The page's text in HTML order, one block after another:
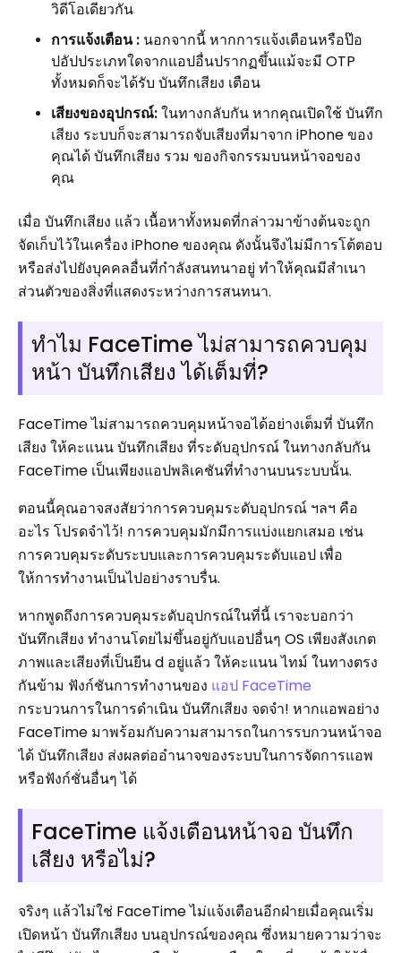
วิดีโอเดียวกัน
การแจ้งเตือน : นอกจากนี้ หากการแจ้งเตือนหรือป๊อ
ปอัปประเภทใดจากแอปอื่นปรากฏขึ้นแม้จะมี OTP
ทั้งหมดก็จะได้รับ บันทึกเสียง เตือน
เสียงของอุปกรณ์:ในทางกลับกัน หากคุณเปิดใช้ บันทึก
เสียง ระบบก็จะสามารถจับเสียงที่มาจาก iPhone ของ
คุณได้ บันทึกเสียง รวม ของกิจกรรมบนหน้าจอของ
คุณ
เมื่อ บันทึกเสียง แล้ว เนื้อหาทั้งหมดที่กล่าวมาข้างต้นจะถูก
จัดเก็บไว้ในเครื่อง iPhone ของคุณ ดังนั้นจึงไม่มีการโต้ตอบ
หรือส่งไปยังบุคคลอื่นที่กำลังสนทนาอยู่ ทำให้คุณมีสำเนา
ส่วนตัวของสิ่งที่แสดงระหว่างการสนทนา.
ทำไม FaceTime ไม่สามารถควบคุม
หน้า บันทึกเสียง ได้เต็มที่?
FaceTime ไม่สามารถควบคุมหน้าจอได้อย่างเต็มที่ บันทึก
เสียง ให้คะแนน บันทึกเสียง ที่ระดับอุปกรณ์ ในทางกลับกัน
FaceTime เป็นเพียงแอปพลิเคชันที่ทำงานบนระบบนั้น.
ตอนนี้คุณอาจสงสัยว่าการควบคุมระดับอุปกรณ์ ฯลฯ คือ
อะไร โปรดจำไว้! การควบคุมมักมีการแบ่งแยกเสมอ เช่น
การควบคุมระดับระบบและการควบคุมระดับแอป เพื่อ
ให้การทำงานเป็นไปอย่างราบรื่น.
หากพูดถึงการควบคุมระดับอุปกรณ์ในที่นี้ เราจะบอกว่า
บันทึกเสียง ทำงานโดยไม่ขึ้นอยู่กับแอปอื่นๆ OS เพียงสังเกต
ภาพและเสียงที่เป็นยีน d อยู่แล้ว ให้คะแนน ไทม์ ในทางตรง
กันข้าม ฟังก์ชันการทำงานของ แอป FaceTime
กระบวนการในการดำเนิน บันทึกเสียง จดจำ! หากแอพอย่าง
FaceTime มาพร้อมกับความสามารถในการรบกวนหน้าจอ
ได้ บันทึกเสียง ส่งผลต่ออำนาจของระบบในการจัดการแอพ
หรือฟังก์ชั่นอื่นๆ ได้
FaceTime แจ้งเตือนหน้าจอ บันทึก
เสียง หรือไม่?
จริงๆ แล้วไม่ใช่ FaceTime ไม่แจ้งเตือนอีกฝ่ายเมื่อคุณเริ่ม
เปิดหน้า บันทึกเสียง บนอุปกรณ์ของคุณ ซึ่งหมายความว่าจะ